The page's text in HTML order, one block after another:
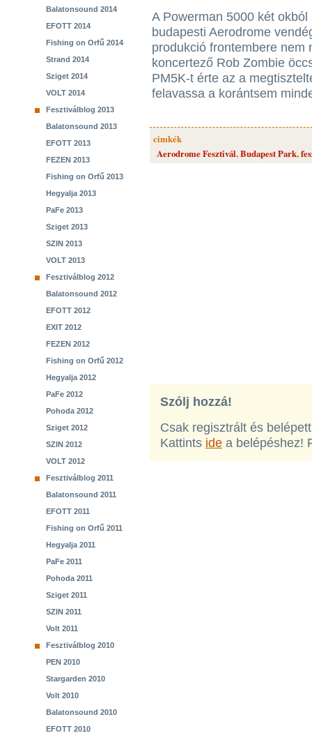
Balatonsound 2014
EFOTT 2014
Fishing on Orfű 2014
Strand 2014
Sziget 2014
VOLT 2014
Fesztiválblog 2013
Balatonsound 2013
EFOTT 2013
FEZEN 2013
Fishing on Orfű 2013
Hegyalja 2013
PaFe 2013
Sziget 2013
SZIN 2013
VOLT 2013
Fesztiválblog 2012
Balatonsound 2012
EFOTT 2012
EXIT 2012
FEZEN 2012
Fishing on Orfű 2012
Hegyalja 2012
PaFe 2012
Pohoda 2012
Sziget 2012
SZIN 2012
VOLT 2012
Fesztiválblog 2011
Balatonsound 2011
EFOTT 2011
Fishing on Orfű 2011
Hegyalja 2011
PaFe 2011
Pohoda 2011
Sziget 2011
SZIN 2011
Volt 2011
Fesztiválblog 2010
PEN 2010
Stargarden 2010
Volt 2010
Balatonsound 2010
EFOTT 2010
A Powerman 5000 két
budapesti Aerodrome
produkció frontembere nem
koncertező Rob Zombie
PM5K-t érte az a
felavassa a korántsem
cimkék
Aerodrome Fesztivál,Budapest Park,
Szólj hozzá!
Csak regisztrált és
Kattints ide a belépéshez!